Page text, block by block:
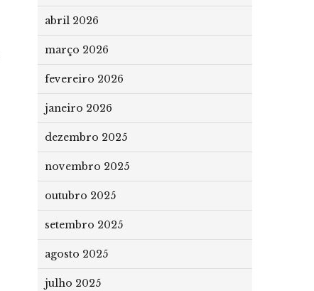
abril 2026
março 2026
fevereiro 2026
janeiro 2026
dezembro 2025
novembro 2025
outubro 2025
setembro 2025
agosto 2025
julho 2025